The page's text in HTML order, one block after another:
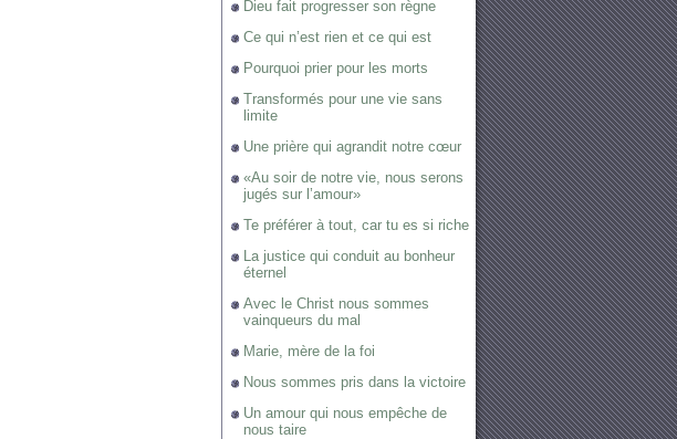
Dieu fait progresser son règne
Ce qui n’est rien et ce qui est
Pourquoi prier pour les morts
Transformés pour une vie sans
limite
Une prière qui agrandit notre cœur
«Au soir de notre vie, nous serons
jugés sur l’amour»
Te préférer à tout, car tu es si riche
La justice qui conduit au bonheur
éternel
Avec le Christ nous sommes
vainqueurs du mal
Marie, mère de la foi
Nous sommes pris dans la victoire
Un amour qui nous empêche de
nous taire